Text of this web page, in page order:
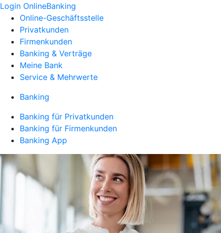
Login OnlineBanking
Online-Geschäftsstelle
Privatkunden
Firmenkunden
Banking & Verträge
Meine Bank
Service & Mehrwerte
Banking
Banking für Privatkunden
Banking für Firmenkunden
Banking App